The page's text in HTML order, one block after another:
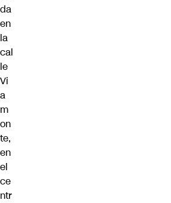
da
en
la
cal
le
Vi
a
m
on
te,
en
el
ce
ntr